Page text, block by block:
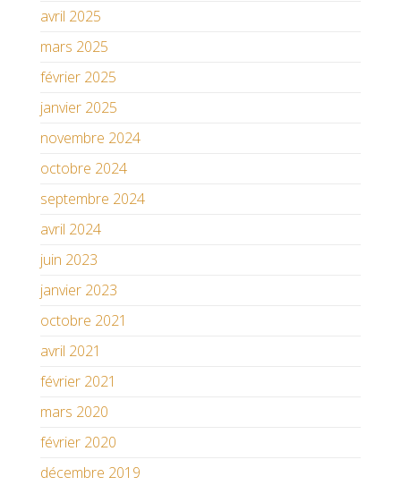
avril 2025
mars 2025
février 2025
janvier 2025
novembre 2024
octobre 2024
septembre 2024
avril 2024
juin 2023
janvier 2023
octobre 2021
avril 2021
février 2021
mars 2020
février 2020
décembre 2019